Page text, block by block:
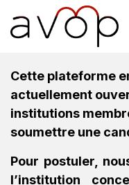
Se rendre au contenu
Cette plateforme
actuellement
institutions
soumettre une
Pour postuler,
l’institution